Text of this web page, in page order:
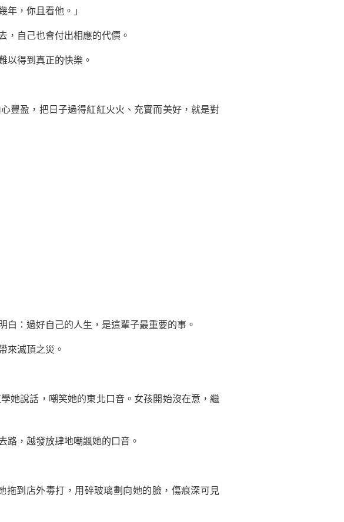
，你且看他。」
自己也會付出相應的代價。
得到真正的快樂。
盈，把日子過得紅紅火火、充實而美好，就是對
：過好自己的人生，是這輩子最重要的事。
來滅頂之災。
說話，嘲笑她的東北口音。女孩開始沒在意，繼
，越發放肆地嘲諷她的口音。
到店外毒打，用碎玻璃劃向她的臉，傷痕深可見